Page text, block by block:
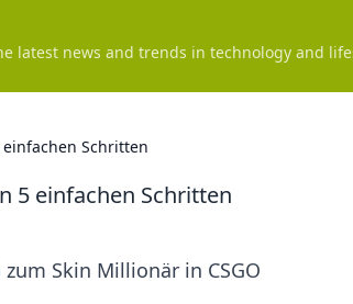
latest news and trends in technology and
einfachen Schritten
5 einfachen Schritten
Skin Millionär in CSGO